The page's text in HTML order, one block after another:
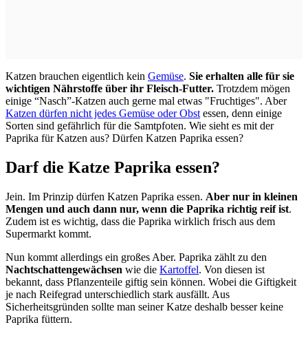
Katzen brauchen eigentlich kein Gemüse. Sie erhalten alle für sie
wichtigen Nährstoffe über ihr Fleisch-Futter. Trotzdem mögen
einige “Nasch”-Katzen auch gerne mal etwas "Fruchtiges". Aber
Katzen dürfen nicht jedes Gemüse oder Obst essen, denn einige
Sorten sind gefährlich für die Samtpfoten. Wie sieht es mit der
Paprika für Katzen aus? Dürfen Katzen Paprika essen?
Darf die Katze Paprika essen?
Jein. Im Prinzip dürfen Katzen Paprika essen. Aber nur in kleinen
Mengen und auch dann nur, wenn die Paprika richtig reif ist.
Zudem ist es wichtig, dass die Paprika wirklich frisch aus dem
Supermarkt kommt.
Nun kommt allerdings ein großes Aber. Paprika zählt zu den
Nachtschattengewächsen wie die Kartoffel. Von diesen ist
bekannt, dass Pflanzenteile giftig sein können. Wobei die Giftigkeit
je nach Reifegrad unterschiedlich stark ausfällt. Aus
Sicherheitsgründen sollte man seiner Katze deshalb besser keine
Paprika füttern.